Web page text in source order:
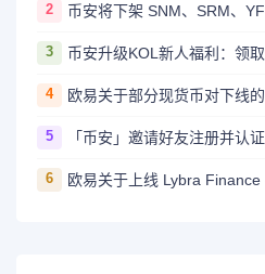
2 币安将下架 SNM、SRM、
3 币安升级KOL新人福利：领
4 欧易关于部分现货币对下线
5 「币安」邀请好友注册并认
6 欧易关于上线 Lybra